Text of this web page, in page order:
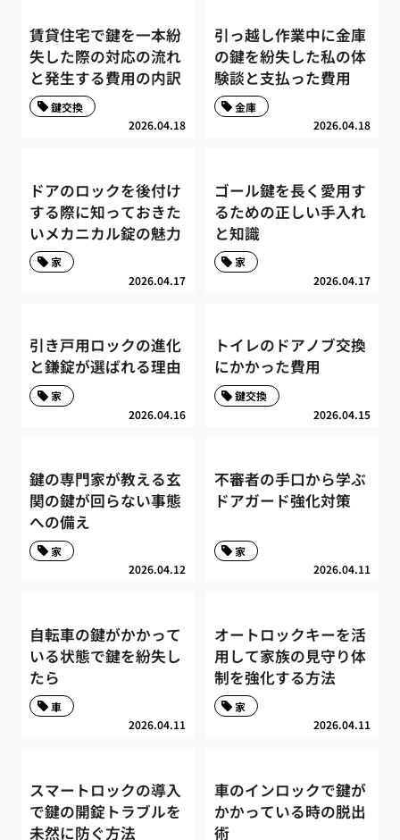
賃貸住宅で鍵を一本紛
失した際の対応の流れ
と発生する費用の内訳
2026.04.18
鍵交換
引っ越し作業中に金庫
の鍵を紛失した私の体
験談と支払った費用
2026.04.18
金庫
ドアのロックを後付け
する際に知っておきた
いメカニカル錠の魅力
2026.04.17
家
ゴール鍵を長く愛用す
るための正しい手入れ
と知識
2026.04.17
家
引き戸用ロックの進化
と鎌錠が選ばれる理由
2026.04.16
家
トイレのドアノブ交換
にかかった費用
2026.04.15
鍵交換
鍵の専門家が教える玄
関の鍵が回らない事態
への備え
2026.04.12
家
不審者の手口から学ぶ
ドアガード強化対策
2026.04.11
家
自転車の鍵がかかって
いる状態で鍵を紛失し
たら
2026.04.11
車
オートロックキーを活
用して家族の見守り体
制を強化する方法
2026.04.11
家
スマートロックの導入
で鍵の開錠トラブルを
未然に防ぐ方法
車のインロックで鍵が
かかっている時の脱出
術